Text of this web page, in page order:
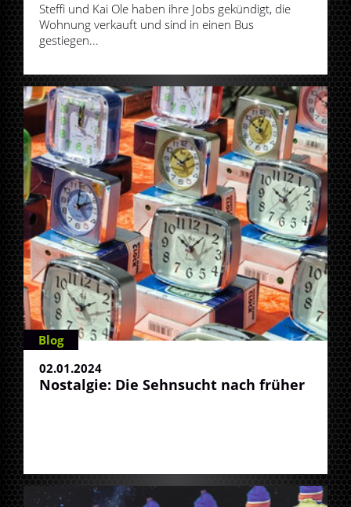
Steffi und Kai Ole haben ihre Jobs gekündigt, die
Wohnung verkauft und sind in einen Bus
gestiegen...
Blog
02.01.2024
Nostalgie: Die Sehnsucht nach früher